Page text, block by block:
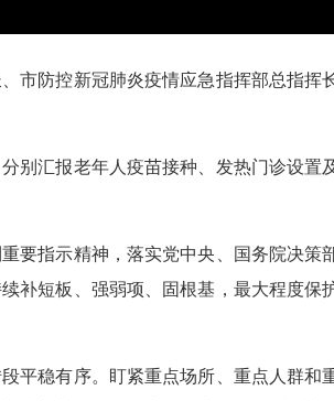
防控新冠肺炎疫情应急指挥部总指挥
汇报老年人疫苗接种、发热门诊设置
指示精神，落实党中央、国务院决策
补短板、强弱项、固根基，最大程度保
稳有序。盯紧重点场所、重点人群和